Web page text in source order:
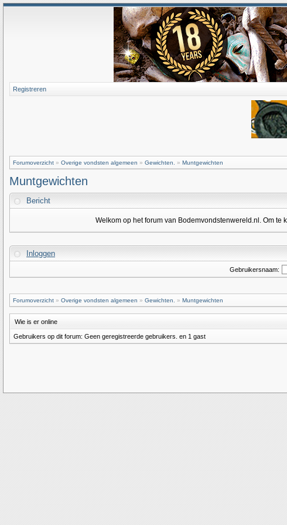
Registreren
Forumoverzicht » Overige vondsten algemeen » Gewichten. » Muntgewichten
Muntgewichten
Bericht
Welkom op het forum van Bodemvondstenwereld.nl. Om
Inloggen
Gebruikersnaam:
Forumoverzicht » Overige vondsten algemeen » Gewichten. » Muntgewichten
Wie is er online
Gebruikers op dit forum: Geen geregistreerde gebruikers. en 1 gast